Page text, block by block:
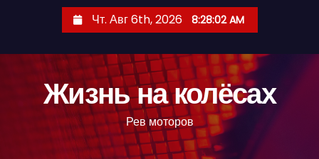
Чт. Авг 6th, 2026 8:28:03 AM
Жизнь на колёсах
Рев моторов